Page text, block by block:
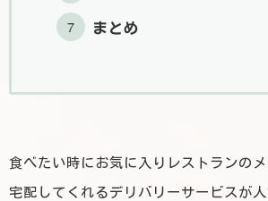
まとめ
食べたい時にお気に入りレストランの
宅配してくれるデリバリーサービスが